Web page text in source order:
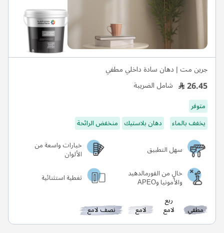
جرين مت | دهان سادة داخلي مطفي
26.45 شامل الضريبة
متوفر
يخفف بالماء
دهان بلاستيك منخفض الرائحة
سهل التطبيق
خيارات واسعة من
الألوان
خالٍ من الفورمالدهيد
والأمونيا وAPEO تغطية استثنائية
مطفي
ربع
لامع لامع نصف لامع